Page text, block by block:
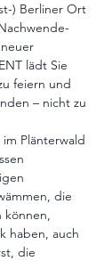
) Berliner Ort
lädt Sie
feiern und
– nicht zu
Plänterwald
die
können,
haben, auch
die